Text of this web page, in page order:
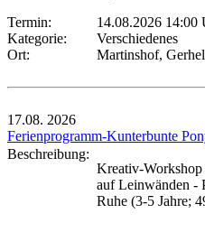
Termin:
14.08.2026 14:00
Kategorie:
Verschiedenes
Ort:
Martinshof,
17.08. 2026
Ferienprogramm-Kunterbunte
Beschreibung:
Kreativ-
auf Leinwänden -
Ruhe (3-5 Jahre;